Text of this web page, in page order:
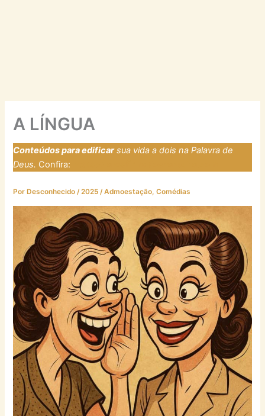
A LÍNGUA
Conteúdos para edificarsua vida a dois na Palavra de
Deus. Confira:
Por Desconhecido/2025/Admoestação,Comédias